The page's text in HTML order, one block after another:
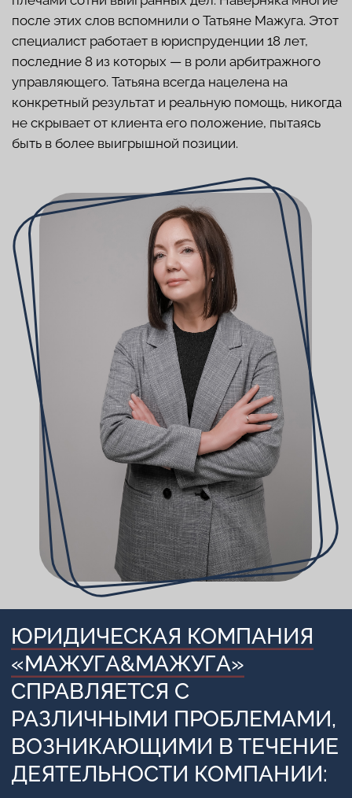
ЮРИДИЧЕСКАЯ КОМПАНИЯ
«МАЖУГА&МАЖУГА»
СПРАВЛЯЕТСЯ С
РАЗЛИЧНЫМИ ПРОБЛЕМАМИ,
ВОЗНИКАЮЩИМИ В ТЕЧЕНИЕ
ДЕЯТЕЛЬНОСТИ КОМПАНИИ:
арбитражные споры;
взыскание долгов;
субсидиарная ответственность;
корпоративные споры;
раздел имущества.
Подробнее о каждой из них и о рисках, к которым
они могут привести, — прямо сейчас.
КОГДА НЕ ПОЛУЧАЕТСЯ
ДОГОВОРИТЬСЯ С
КОНТРАГЕНТОМ
Бизнес — это всё-таки про деньги. Поэтому
предприниматели и руководители крупных
компаний часто сталкиваются с конфликтами
экономического характера. Они называются
арбитражными спорами и рассматриваются
именно арбитражными судами.
Почему-то некоторые заблуждаются во мнении,
что гражданский суд рассматривает дела между
организациями. Это не так. В случае, если иск